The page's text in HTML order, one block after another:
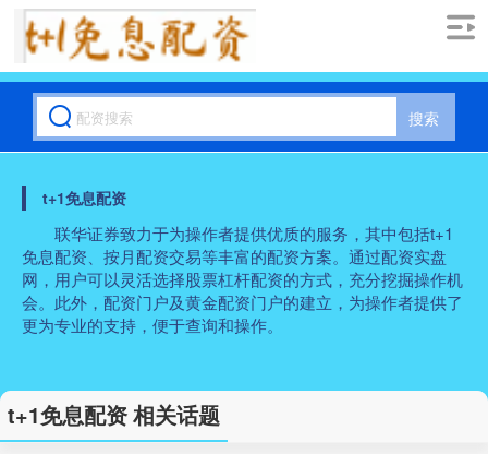
搜索
t+1免息配资
联华证券致力于为操作者提供优质的服务，其中包括t+1
免息配资、按月配资交易等丰富的配资方案。通过配资实盘
网，用户可以灵活选择股票杠杆配资的方式，充分挖掘操作机
会。此外，配资门户及黄金配资门户的建立，为操作者提供了
更为专业的支持，便于查询和操作。
t+1免息配资 相关话题